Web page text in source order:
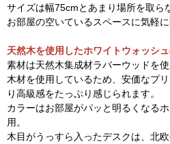
サイズは幅75cmとあまり場所を取ら
お部屋の空いているスペースに気軽
天然木を使用したホワイトウォッシ
素材は天然木集成材ラバーウッドを
木材を使用しているため、安価なプ
り高級感をたっぷり感じられます。
カラーはお部屋がパッと明るくなる
用。
木目がうっすら入ったデスクは、北